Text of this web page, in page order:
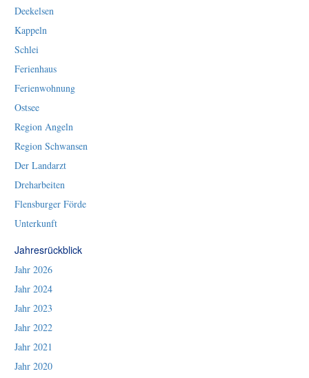
Deekelsen
Kappeln
Schlei
Ferienhaus
Ferienwohnung
Ostsee
Region Angeln
Region Schwansen
Der Landarzt
Dreharbeiten
Flensburger Förde
Unterkunft
Jahresrückblick
Jahr 2026
Jahr 2024
Jahr 2023
Jahr 2022
Jahr 2021
Jahr 2020